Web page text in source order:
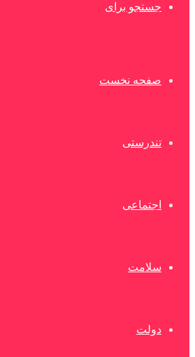
جستجو برای
صفحه نخست
تندرستی
اجتماعی
سلامت
دولت